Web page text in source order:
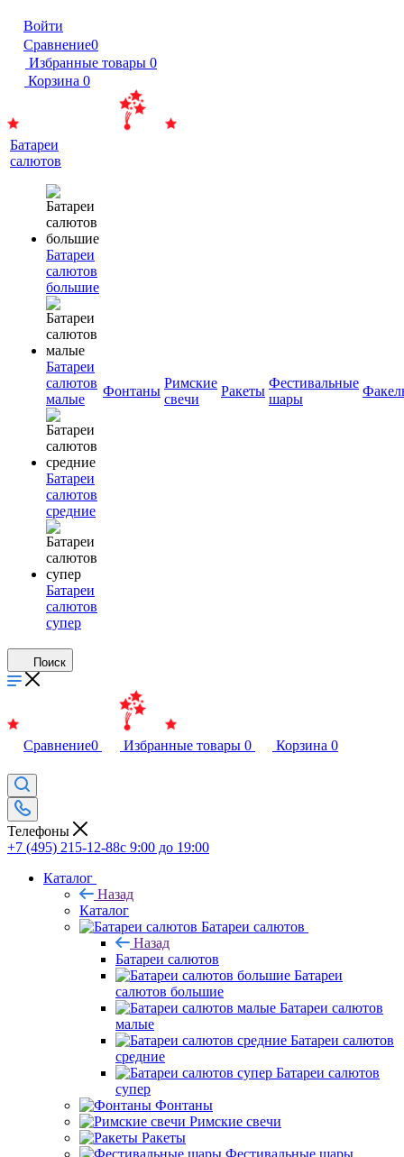
Войти
Сравнение0
Избранные товары 0
Корзина 0
Батареи
салютов
Батареи
салютов
большие
Батареи
салютов
малые
Батареи
салютов
средние
Батареи
салютов
супер
Фонтаны
Римские
свечи
Ракеты
Фестивальные
шары
Поиск
Сравнение0 Избранные товары 0 Корзина 0
Телефоны
+7 (495) 215-12-88c 9:00 до 19:00
Каталог
Назад
Каталог
Батареи салютов
Назад
Батареи салютов
Батареи
салютов большие
Батареи салютов
малые
Батареи салютов
средние
Батареи салютов
супер
Фонтаны
Римские свечи
Ракеты
Фестивальные шары